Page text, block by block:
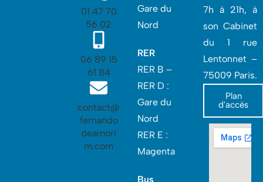
01 47 70
56 02
06 89 15
61 84
contact@
fernando
deamori
m.com
Gare du
Nord
RER
RER B –
RER D :
Gare du
Nord‎
RER E :
Magenta
Bus
7h à 21h, à
son Cabinet
du 1 rue
Lentonnet –
75009 Paris.
Plan
d'accès